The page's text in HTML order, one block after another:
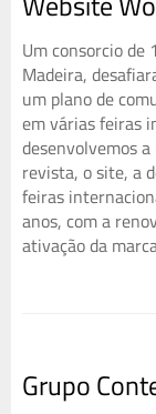
Um consorcio
Madeira,
um plano de
em várias feiras
desenvolvemos
revista, o site, a
feiras
anos, com a
ativação da
Grupo